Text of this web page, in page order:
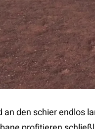
den schier endlos